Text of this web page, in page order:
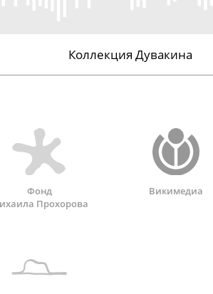
Коллекция Дувакина
Фонд
Прохорова
Викимедиа